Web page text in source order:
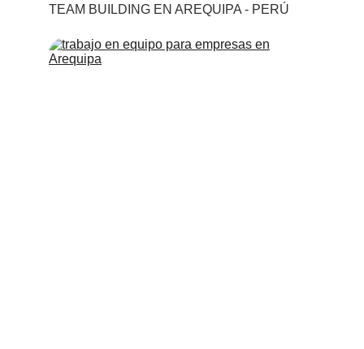
TEAM BUILDING EN AREQUIPA - PERÚ